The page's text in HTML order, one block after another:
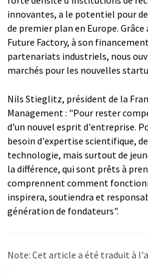
innovantes, a le potentiel pour
de premier plan en Europe. Grâce
Future Factory, à son
partenariats industriels, nous
marchés pour les nouvelles
Nils Stieglitz, président de la
Management : "Pour rester
d'un nouvel esprit d'entreprise.
besoin d'expertise scientifique,
technologie, mais surtout de
la différence, qui sont prêts à
comprennent comment
inspirera, soutiendra et
génération de fondateurs".
Note: Cet article a été traduit à